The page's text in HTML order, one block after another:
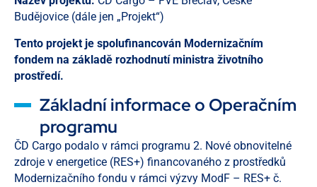
Budějovice (dále jen „Projekt“)
Tento projekt je spolufinancován Modernizačním
fondem na základě rozhodnutí ministra životního
prostředí.
Základní informace o Operačním
programu
ČD Cargo podalo v rámci programu 2. Nové obnovitelné
zdroje v energetice (RES+) financovaného z prostředků
Modernizačního fondu v rámci výzvy ModF – RES+ č.